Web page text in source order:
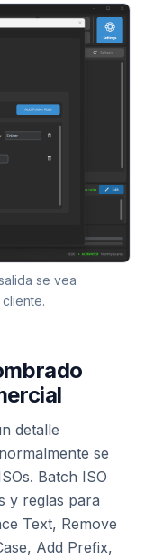
se vea
detalle
se
Batch ISO
y reglas para
Text, Remove
Add Prefix,